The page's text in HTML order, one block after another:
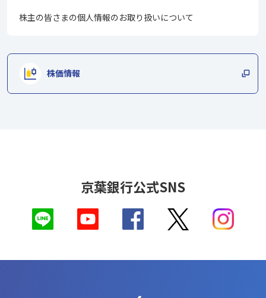
株主の皆さまの個人情報のお取り扱いについて
株価情報
京葉銀行公式SNS